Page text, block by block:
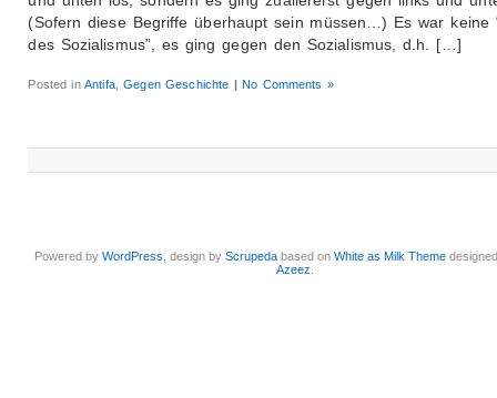
(Sofern diese Begriffe überhaupt sein müssen…) Es war keine
des Sozialismus”, es ging gegen den Sozialismus, d.h. […]
Posted inAntifa,Gegen Geschichte | No Comments »
Powered byWordPress , design byScrupeda based onWhite as Milk Theme
Azeez